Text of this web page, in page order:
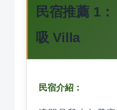
民宿推薦 1
吸 Villa
民宿介紹：